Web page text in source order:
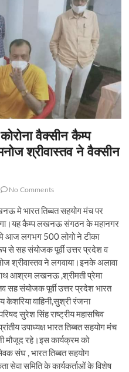
वैक्सीन कैम्प
श्रीवास्तव ने वैक्सीन
No Comments
मे भारत तिब्बत सहयोग मंच पर
लगा।यह कैम्प लखनऊ संगठन के महानगर
आज लगभग 500 लोगो ने टीका
से सह संयोजक पूर्वी उत्तर प्रदेश व
श्रीवास्तव ने लगवाया।इनके अलावा
आश्रम लखनऊ ,श्रीमती प्रेमा
सह संयोजक पूर्वी उत्तर प्रदेश भारत
केशरिया वाहिनी,सुश्री रंजना
सुरेश सिंह राष्ट्रीय महासचिव
उपाध्यक्ष भारत तिब्बत सहयोग मंच
मौजूद रहे।इस कार्यक्रम को
संघ , भारत तिब्बत सहयोग
सेवा समिति के कार्यकर्ताओं के विशेष